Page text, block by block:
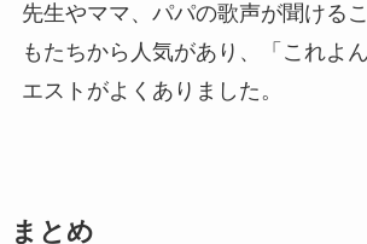
先生やママ、パパの歌声が聞ける
もたちから人気があり、「これよ
エストがよくありました。
まとめ